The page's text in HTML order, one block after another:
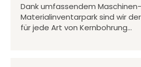
Dank umfassendem
Materialinventarpark sind wir
für jede Art von Kernbohrung…